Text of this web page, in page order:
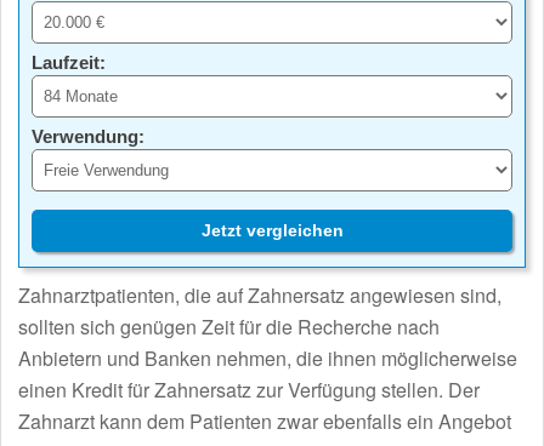
Laufzeit:
Verwendung:
Jetzt vergleichen
Zahnarztpatienten, die auf Zahnersatz angewiesen sind,
sollten sich genügen Zeit für die Recherche nach
Anbietern und Banken nehmen, die ihnen möglicherweise
einen Kredit für Zahnersatz zur Verfügung stellen. Der
Zahnarzt kann dem Patienten zwar ebenfalls ein Angebot